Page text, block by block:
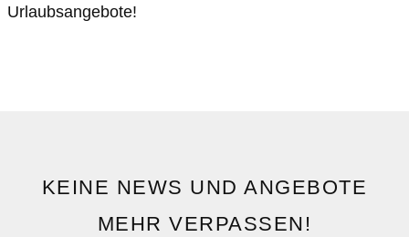
Urlaubsangebote!
KEINE NEWS UND ANGEBOTE
MEHR VERPASSEN!